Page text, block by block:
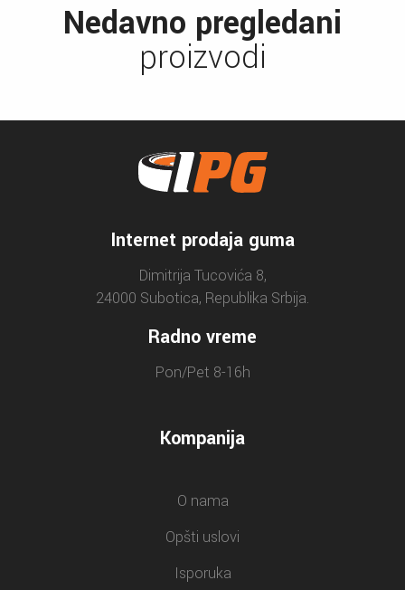
Nedavno pregledani
proizvodi
Internet prodaja guma
Dimitrija Tucovića 8,
24000 Subotica, Republika Srbija.
Radno vreme
Pon/Pet 8-16h
Kompanija
O nama
Opšti uslovi
Isporuka